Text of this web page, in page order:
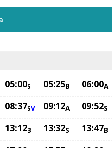
05:00S 05:25B 06:00A
08:37SV 09:12A 09:52S
13:12B 13:32S 13:47B